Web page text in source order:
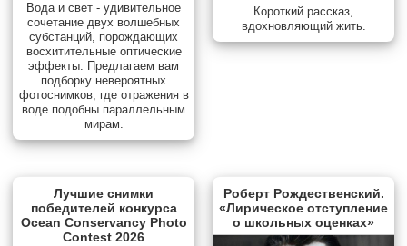
Вода и свет - удивительное
сочетание двух волшебных
субстанций, порождающих
восхитительные оптические
эффекты. Предлагаем вам
подборку невероятных
фотоснимков, где отражения в
воде подобны параллельным
мирам.
Короткий рассказ,
вдохновляющий жить.
Лучшие снимки
победителей конкурса
Ocean Conservancy Photo
Contest 2026
Роберт Рождественский.
«Лирическое отступление
о школьных оценках»